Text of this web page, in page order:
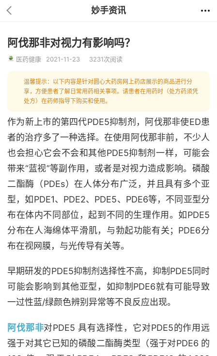
妙手资讯
阿伐那非对视力有影响吗？
医药健康 2021-11-23 3231次阅读
温馨提示：以下内容是针对圆心大药房网上药店展示的商品进行分
享，方便患者了解日常用药相关事项。请患者在用药时（处方药须凭
处方）在药师指导下购买和使用。
作为新上市的第四代PDE5抑制剂，阿伐那非使ED患
者的治疗多了一种选择。在使用阿伐那非前，不少人
也会担心它会不会和其他PDE5抑制剂一样，可能会
带来“蓝视”等副作用，或者是对视力造成影响。磷酸
二酯酶（PDEs）在人体分布广泛，并且具有多个亚
型，如PDE1、PDE2、PDE5、PDE6等，不同亚型分
布在体内不同部位，起到不同的生理作用。如PDE5
分布在人海绵体平滑肌，与勃起功能有关；PDE6分
布在视网膜，与光传导有关等。
早期研发的PDE5抑制剂选择性不高，抑制PDE5同时
可能会影响到其他亚型，如抑制PDE6就有可能导致
一过性蓝/绿颜色辨别异常等不良反应出现。
阿伐那非对PDE5 具有选择性，它对PDE5的作用远
强于对其它已知的磷酸二酯酶类型（强于对PDE6 的